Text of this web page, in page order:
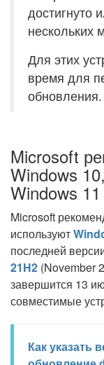
достигнуто
нескольких
Для этих
время для
обновления.
Microsoft
Windows
Windows 11
Microsoft
используют
последней
21H2 (November
завершится 13
совместимые
Как указать